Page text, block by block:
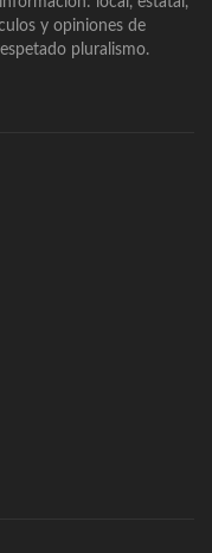
y opiniones de
pluralismo.